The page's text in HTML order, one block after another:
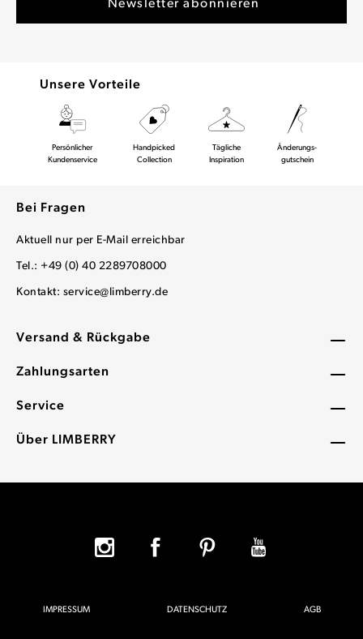
Versand & Rückgabe
Zahlungsarten
Service
Über LIMBERRY
Unsere Vorteile
Persönlicher
Kundenservice
Handpicked
Collection
Tägliche
Inspiration
Änderungs-
gutschein
Bei Fragen
Aktuell nur per E-Mail erreichbar
Tel.: +49 (0) 40 2289708000
Kontakt: service@limberry.de
IMPRESSUM DATENSCHUTZ AGB